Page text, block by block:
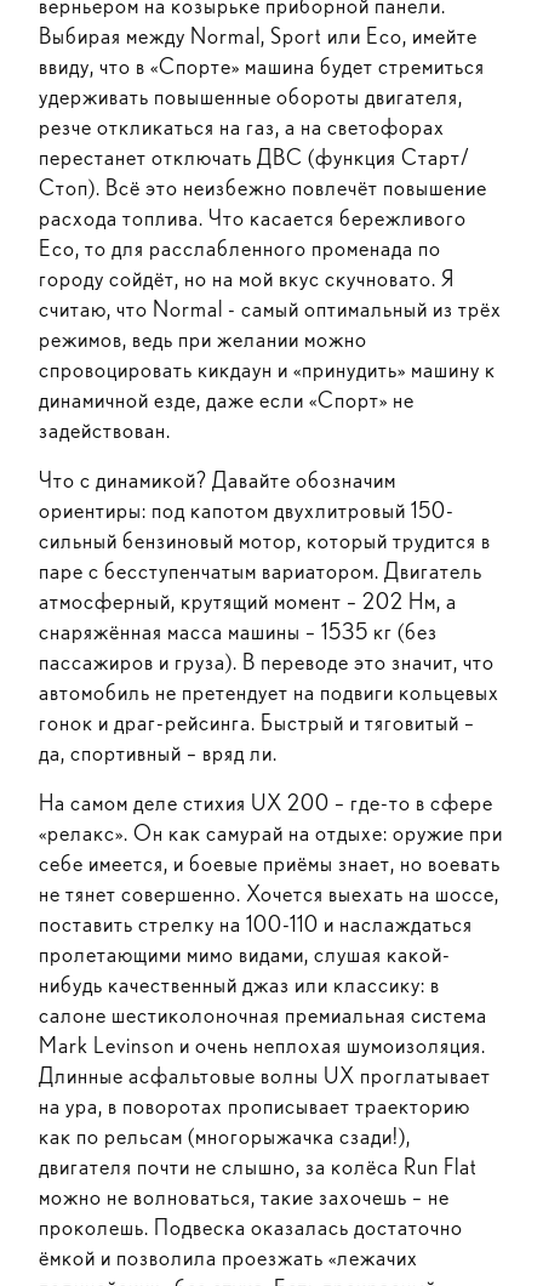
верньером на козырьке приборной панели.
Выбирая между Normal, Sport или Eco, имейте
ввиду, что в «Спорте» машина будет стремиться
удерживать повышенные обороты двигателя,
резче откликаться на газ, а на светофорах
перестанет отключать ДВС (функция Старт/
Стоп). Всё это неизбежно повлечёт повышение
расхода топлива. Что касается бережливого
Eco, то для расслабленного променада по
городу сойдёт, но на мой вкус скучновато. Я
считаю, что Normal - самый оптимальный из трёх
режимов, ведь при желании можно
спровоцировать кикдаун и «принудить» машину к
динамичной езде, даже если «Спорт» не
задействован.
Что с динамикой? Давайте обозначим
ориентиры: под капотом двухлитровый 150-
сильный бензиновый мотор, который трудится в
паре с бесступенчатым вариатором. Двигатель
атмосферный, крутящий момент – 202 Нм, а
снаряжённая масса машины – 1535 кг (без
пассажиров и груза). В переводе это значит, что
автомобиль не претендует на подвиги кольцевых
гонок и драг-рейсинга. Быстрый и тяговитый –
да, спортивный – вряд ли.
На самом деле стихия UX 200 – где-то в сфере
«релакс». Он как самурай на отдыхе: оружие при
себе имеется, и боевые приёмы знает, но воевать
не тянет совершенно. Хочется выехать на шоссе,
поставить стрелку на 100-110 и наслаждаться
пролетающими мимо видами, слушая какой-
нибудь качественный джаз или классику: в
салоне шестиколоночная премиальная система
Mark Levinson и очень неплохая шумоизоляция.
Длинные асфальтовые волны UX проглатывает
на ура, в поворотах прописывает траекторию
как по рельсам (многорыжачка сзади!),
двигателя почти не слышно, за колёса Run Flat
можно не волноваться, такие захочешь – не
проколешь. Подвеска оказалась достаточно
ёмкой и позволила проезжать «лежачих